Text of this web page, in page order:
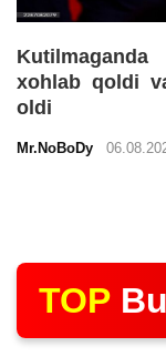
xohlab qoldi
oldi
Mr.NoBoDy
TOP